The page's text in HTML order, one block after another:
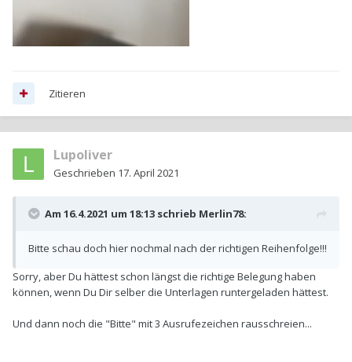
Zitieren
Lupoliver
Geschrieben 17. April 2021
Am 16.4.2021 um 18:13 schrieb Merlin78:
Bitte schau doch hier nochmal nach der richtigen Reihenfolge!!!
Sorry, aber Du hättest schon längst die richtige Belegung haben
können, wenn Du Dir selber die Unterlagen runtergeladen hättest.
Und dann noch die "Bitte" mit 3 Ausrufezeichen rausschreien...